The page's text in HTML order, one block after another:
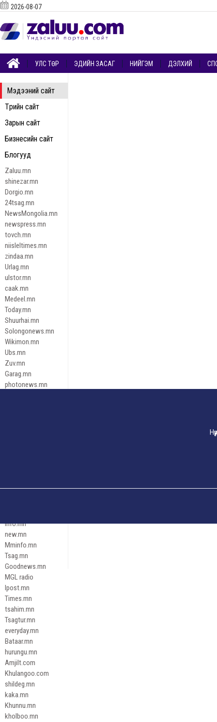
Мэдээний сайт
Төрийн сайт
Зарын сайт
Бизнесийн сайт
Блогууд
Zaluu.mn
shinezar.mn
Dorgio.mn
24tsag.mn
NewsMongolia.mn
newspress.mn
tovch.mn
niisleltimes.mn
zindaa.mn
Urlag.mn
ulstor.mn
caak.mn
Medeel.mn
Today.mn
Shuurhai.mn
Solongonews.mn
Wikimon.mn
Ubs.mn
Zuv.mn
Garag.mn
photonews.mn
Эрх зүй
info.mn
new.mn
Mminfo.mn
Tsag.mn
Goodnews.mn
MGL radio
Ipost.mn
Times.mn
tsahim.mn
Tsagtur.mn
everyday.mn
Bataar.mn
hurungu.mn
Amjilt.com
Khulangoo.com
shildeg.mn
kaka.mn
Khunnu.mn
kholboo.mn
2026-08-07
УЛС ТӨР ЭДИЙН ЗАСАГ НИЙГЭМ ДЭЛХИЙ